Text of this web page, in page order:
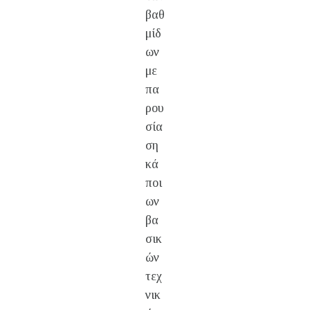
βαθ
μίδ
ων
με
πα
ρου
σία
ση
κά
ποι
ων
βα
σικ
ών
τεχ
νικ